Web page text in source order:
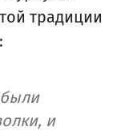
традиции
и